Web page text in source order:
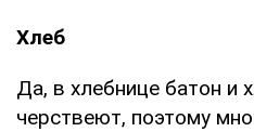
Хлеб
Да, в хлебнице батон и
черствеют, поэтому